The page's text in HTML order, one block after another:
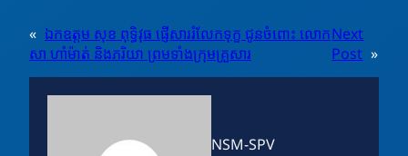
« ឯកឧត្តម សុខ ពុទ្ធិវុធ ផ្ញើសាររំលែកទុក្ខ ជូនចំពោះ លោក
សា ហាំម៉ាត់ និងភរិយា ព្រមទាំងក្រុមគ្រួសារ
Next
Post »
NSM-SPV